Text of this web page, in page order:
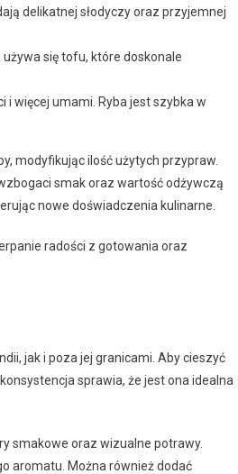
delikatnej słodyczy oraz przyjemnej
się tofu, które doskonale
i więcej umami. Ryba jest szybka w
modyfikując ilość użytych przypraw.
smak oraz wartość odżywczą
nowe doświadczenia kulinarne.
radości z gotowania oraz
jak i poza jej granicami. Aby cieszyć
sprawia, że jest ona idealna
smakowe oraz wizualne potrawy.
aromatu. Można również dodać